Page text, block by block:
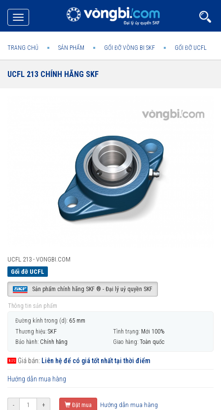
Toggle
navigation
TRANG CHỦ SẢN PHẨM GỐI ĐỠ VÒNG BI SKF GỐI ĐỠ UCFL
UCFL 213 CHÍNH HÃNG SKF
UCFL 213 - VONGBI.COM
Gối đỡ UCFL
Sản phẩm chính hãng SKF ® - Đại lý uỷ quyền SKF
Thông tin sản phẩm
Đường kính trong (d): 65 mm
Thương hiệu: SKF Tình trạng: Mới 100%
Bảo hành: Chính hãng Giao hàng: Toàn quốc
Giá bán: Liên hệ để có giá tốt nhất tại thời điểm
Hướng dẫn mua hàng
- + Đặt mua Hướng dẫn mua hàng